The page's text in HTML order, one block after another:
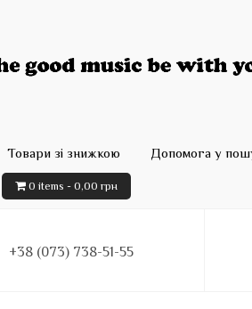
Товари зі знижкою Допомога у
0 items - 0,00 грн
+38 (073) 738-51-55